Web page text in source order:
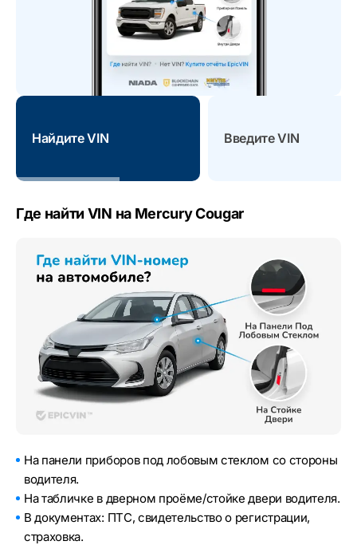
Найдите VIN Введите VIN
Где найти VIN на Mercury Cougar
На панели приборов под лобовым стеклом со стороны
водителя.
На табличке в дверном проёме/стойке двери водителя.
В документах: ПТС, свидетельство о регистрации,
страховка.